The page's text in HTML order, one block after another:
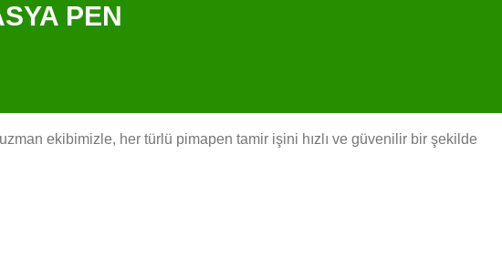
PEN
ekibimizle, her türlü pimapen tamir işini hızlı ve güvenilir bir şekilde